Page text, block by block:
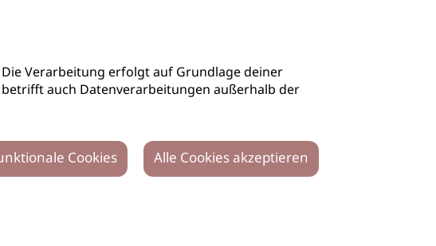
Verarbeitung erfolgt auf Grundlage deiner
betrifft auch Datenverarbeitungen außerhalb der
Cookies Alle Cookies akzeptieren